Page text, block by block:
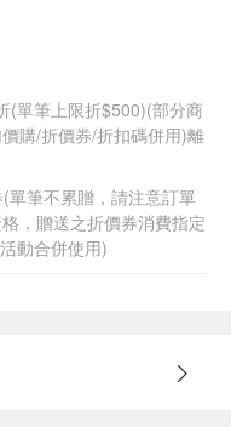
(單筆上限折$500)(部分商
購/折價券/折扣碼併用)離
單筆不累贈，請注意訂單
，贈送之折價券消費指定
動合併使用)